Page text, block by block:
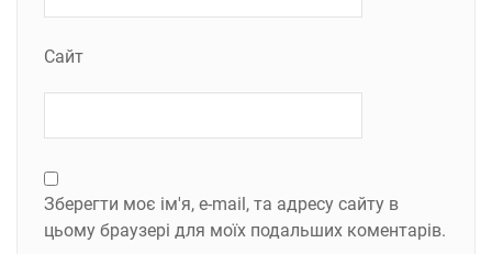
Сайт
Зберегти моє ім'я, e-mail, та адресу сайту в
цьому браузері для моїх подальших коментарів.